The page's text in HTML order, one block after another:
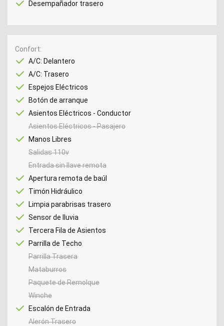
Desempañador trasero
Confort
A/C: Delantero
A/C: Trasero
Espejos Eléctricos
Botón de arranque
Asientos Eléctricos - Conductor
Asientos Eléctricos - Pasajero
Manos Libres
Salidas 110v
Entrada sin llave remota
Apertura remota de baúl
Timón Hidráulico
Limpia parabrisas trasero
Sensor de lluvia
Tercera Fila de Asientos
Parrilla de Techo
Parrilla Trasera
Mataburros
Paquete de Remolque
Winche
Escalón de Entrada
Alerón Trasero